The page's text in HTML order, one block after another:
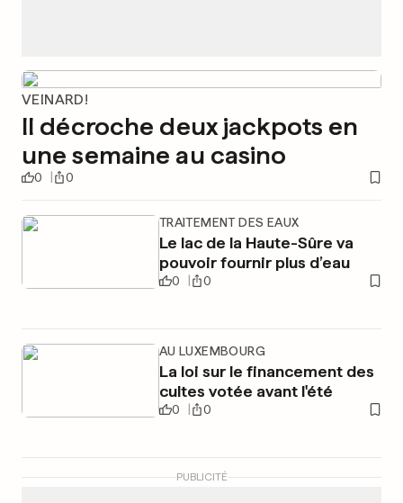
VEINARD!
Il décroche deux jackpots en
une semaine au casino
0 0
TRAITEMENT DES EAUX
Le lac de la Haute-Sûre va
pouvoir fournir plus d’eau
0 0
AU LUXEMBOURG
La loi sur le financement des
cultes votée avant l'été
0 0
PUBLICITÉ